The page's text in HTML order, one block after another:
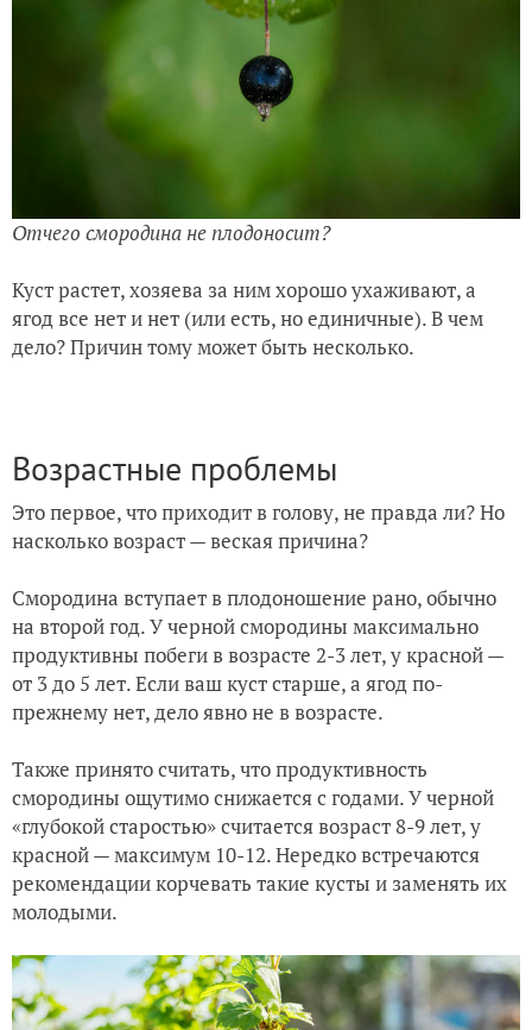
Отчего смородина не плодоносит?
Куст растет, хозяева за ним хорошо ухаживают, а
ягод все нет и нет (или есть, но единичные). В чем
дело? Причин тому может быть несколько.
Возрастные проблемы
Это первое, что приходит в голову, не правда ли? Но
насколько возраст — веская причина?
Смородина вступает в плодоношение рано, обычно
на второй год. У черной смородины максимально
продуктивны побеги в возрасте 2-3 лет, у красной —
от 3 до 5 лет. Если ваш куст старше, а ягод по-
прежнему нет, дело явно не в возрасте.
Также принято считать, что продуктивность
смородины ощутимо снижается с годами. У черной
«глубокой старостью» считается возраст 8-9 лет, у
красной — максимум 10-12. Нередко встречаются
рекомендации корчевать такие кусты и заменять их
молодыми.